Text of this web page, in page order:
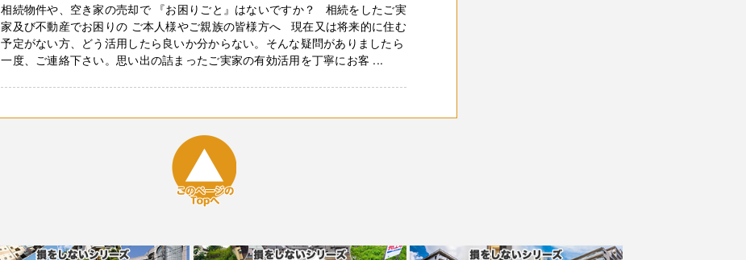
相続物件や、空き家の売却で 『お困りごと』はないですか？ 相続をしたご実
家及び不動産でお困りの ご本人様やご親族の皆様方へ 現在又は将来的に住む
予定がない方、どう活用したら良いか分からない。そんな疑問がありましたら
一度、ご連絡下さい。思い出の詰まったご実家の有効活用を丁寧にお客 ...